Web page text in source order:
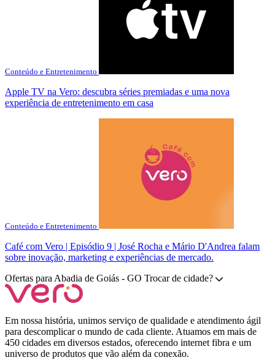
Conteúdo e Entretenimento
Apple TV na Vero: descubra séries premiadas e uma nova
experiência de entretenimento em casa
Conteúdo e Entretenimento
Café com Vero | Episódio 9 | José Rocha e Mário D'Andrea falam
sobre inovação, marketing e experiências de mercado.
Ofertas para Abadia de Goiás - GO Trocar de cidade?
Em nossa história, unimos serviço de qualidade e atendimento ágil
para descomplicar o mundo de cada cliente. Atuamos em mais de
450 cidades em diversos estados, oferecendo internet fibra e um
universo de produtos que vão além da conexão.